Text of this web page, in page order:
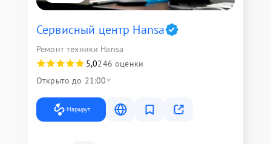
Сервисный центр Hansa
Ремонт техники Hansa
5,0246 оценки
Открыто до 21:00
Маршрут